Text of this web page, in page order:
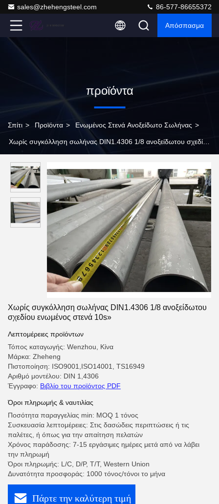
sales@zhehengsteel.com 86-577-86655372
Απόσπασμα
προϊόντα
Σπίτι > Προϊόντα > Ενωμένος Στενά Ανοξείδωτο Σωλήνας >
Χωρίς συγκόλληση σωλήνας DIN1.4306 1/8 ανοξείδωτου σχεδίου
Χωρίς συγκόλληση σωλήνας DIN1.4306 1/8 ανοξείδωτου
σχεδίου ενωμένος στενά 10s»
Λεπτομέρειες προϊόντων
Τόπος καταγωγής: Wenzhou, Κίνα
Μάρκα: Zheheng
Πιστοποίηση: ISO9001,ISO14001, TS16949
Αριθμό μοντέλου: DIN 1,4306
Έγγραφο: Βιβλίο του προϊόντος PDF
Όροι πληρωμής & ναυτιλίας
Ποσότητα παραγγελίας min: MOQ 1 τόνος
Συσκευασία λεπτομέρειες: Στις δασώδεις περιπτώσεις ή τις
παλέτες, ή όπως για την απαίτηση πελατών
Χρόνος παράδοσης: 7-15 εργάσιμες ημέρες μετά από να λάβει
την πληρωμή
Όροι πληρωμής: L/C, D/P, T/T, Western Union
Δυνατότητα προσφοράς: 1000 τόνος/τόνοι το μήνα
Πάρτε την καλύτερη τιμή